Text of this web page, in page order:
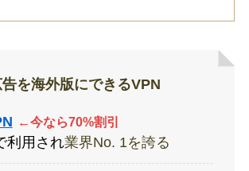
を海外版にできるVPN
←今なら70%割引
利用され業界No. 1を誇る